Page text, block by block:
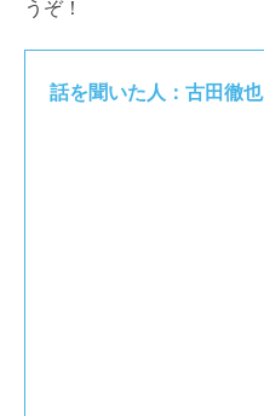
うぞ！
話を聞いた人：古田徹也